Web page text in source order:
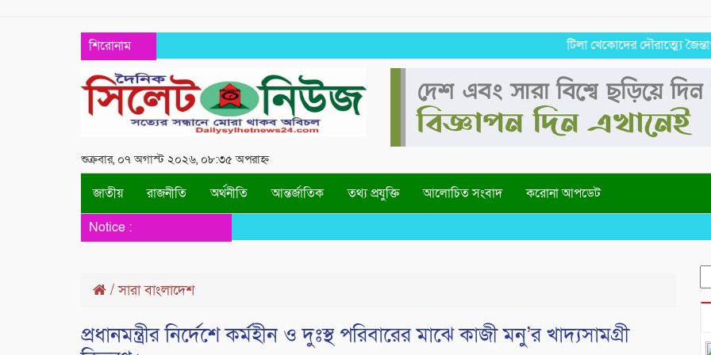
শিরোনাম টিলা খেকোদের দৌরাত্ম্যে জৈন্তাপুরে
শুক্রবার, ০৭ অগাস্ট ২০২৬, ০৮:৩৫ অপরাহ্ন
জাতীয় রাজনীতি অর্থনীতি আন্তর্জাতিক তথ্য প্রযুক্তি আলোচিত সংবাদ
করোনা আপডেট
Notice :
/সারা বাংলাদেশ
প্রধানমন্ত্রীর নির্দেশে কর্মহীন ও দুঃস্থ পরিবারের মাঝে কাজী মনু’র খাদ্যসামগ্রী